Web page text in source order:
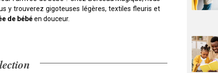
y trouverez gigoteuses légères, textiles fleuris et
de bébéen douceur.